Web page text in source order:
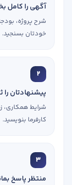
آگهی را کامل
شرح پروژه،
خودتان بسنجید.
2
پیشنهادتان را
شرایط همکاری،
کارفرما بنویسید.
3
منتظر پاسخ